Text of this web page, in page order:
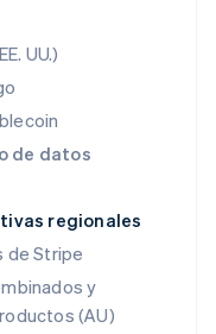
UU.)
de datos
regionales
de Stripe
y
(AU)